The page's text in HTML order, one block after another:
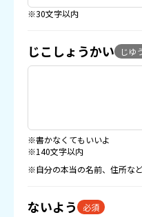
※30文字以内
じこしょうかい じゆ
※書かなくてもいいよ
※140文字以内
※自分の本当の名前、住所な
ないよう 必須